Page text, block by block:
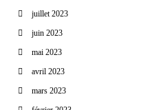
juillet 2023
juin 2023
mai 2023
avril 2023
mars 2023